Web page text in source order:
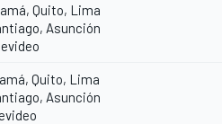
Quito, Lima
Asunción
Quito, Lima
Asunción